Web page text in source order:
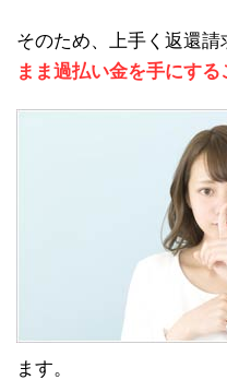
そのため、上手く返還請
まま過払い金を手にする
ます。